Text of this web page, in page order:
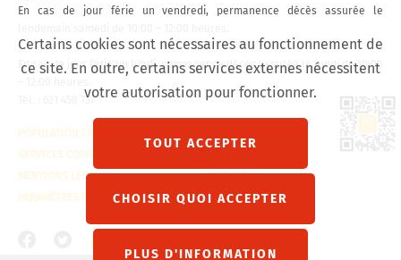
Lien
En cas de jour férie un vendredi, permanence décès assurée le
En cas de jour férié un lundi, permanence décès assurée le lundi de 10:00
Tél. : 621 458 757
POPULATION ET ÉTAT CIVIL
SERVICES COMMUNAUX
MENTIONS LÉGALES
PARAMÈTRES RGPD
SITEMAP
Certains cookies sont nécessaires au fonctionnement de
ce site. En outre, certains services externes nécessitent
votre autorisation pour fonctionner.
TOUT ACCEPTER
CHOISIR QUOI ACCEPTER
PLUS D'INFORMATION